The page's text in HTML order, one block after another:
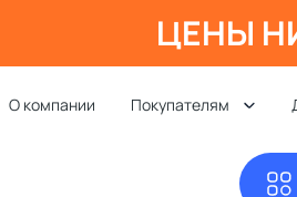
ЦЕНЫ
О компании Покупателям